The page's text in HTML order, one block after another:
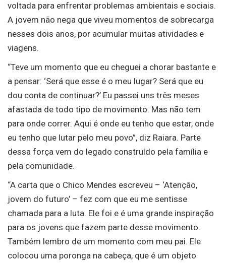
voltada para enfrentar problemas ambientais e sociais.
A jovem não nega que viveu momentos de sobrecarga
nesses dois anos, por acumular muitas atividades e
viagens.
“Teve um momento que eu cheguei a chorar bastante e
a pensar: ‘Será que esse é o meu lugar? Será que eu
dou conta de continuar?’ Eu passei uns três meses
afastada de todo tipo de movimento. Mas não tem
para onde correr. Aqui é onde eu tenho que estar, onde
eu tenho que lutar pelo meu povo”, diz Raiara. Parte
dessa força vem do legado construído pela família e
pela comunidade.
“A carta que o Chico Mendes escreveu – ‘Atenção,
jovem do futuro’ – fez com que eu me sentisse
chamada para a luta. Ele foi e é uma grande inspiração
para os jovens que fazem parte desse movimento.
Também lembro de um momento com meu pai. Ele
colocou uma poronga na cabeça, que é um objeto